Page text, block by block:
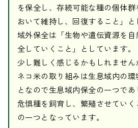
を保全し、存続可能な種の個体
おいて維持し、回復すること」
域外保全は「生物や遺伝資源を
全していくこと」としています。
少し難しく感じるかもしれませ
ネコ米の取り組みは生息域内の
となので生息域内保全の一つで
危惧種を飼育し、繁殖させてい
の一つとなっています。